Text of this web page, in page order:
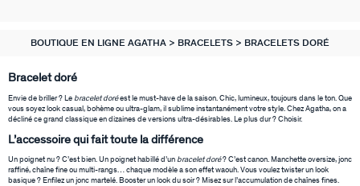
BOUTIQUE EN LIGNE AGATHA BRACELETS BRACELETS DORÉ
Bracelet doré
Envie de briller ? Le bracelet doréest le must-have de la saison. Chic, lumineux, toujours dans le ton. Que
vous soyez look casual, bohème ou ultra-glam, il sublime instantanément votre style. Chez Agatha, on a
décliné ce grand classique en dizaines de versions ultra-désirables. Le plus dur ? Choisir.
L’accessoire qui fait toute la différence
Un poignet nu ? C’est bien. Un poignet habillé d’un bracelet doré? C’est canon. Manchette oversize, jonc
raffiné, chaîne fine ou multi-rangs… chaque modèle a son effet waouh. Vous voulez twister un look
basique ? Enfilez un jonc martelé. Booster un look du soir ? Misez sur l’accumulation de chaînes fines.